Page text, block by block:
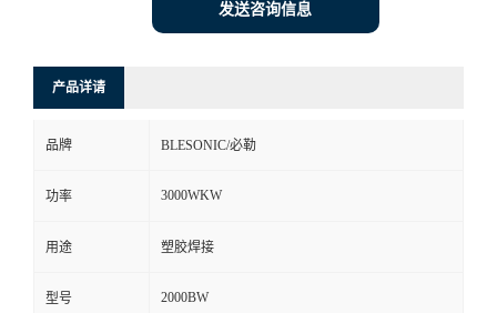
发送咨询信息
产品详请
品牌 BLESONIC/必勒
功率 3000WKW
用途 塑胶焊接
型号 2000BW